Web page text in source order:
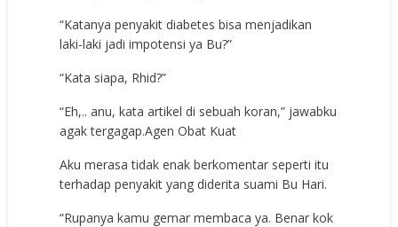
“Katanya penyakit diabetes bisa menjadikan
laki-laki jadi impotensi ya Bu?”
“Kata siapa, Rhid?”
“Eh,.. anu, kata artikel di sebuah koran,” jawabku
agak tergagap.Agen Obat Kuat
Aku merasa tidak enak berkomentar seperti itu
terhadap penyakit yang diderita suami Bu Hari.
“Rupanya kamu gemar membaca ya. Benar kok